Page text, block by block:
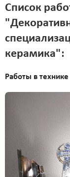
Список
керамика":
Работы в